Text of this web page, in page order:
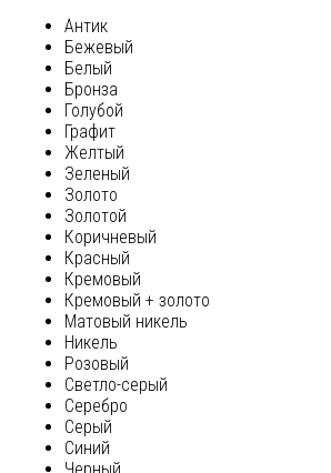
Антик
Бежевый
Белый
Бронза
Голубой
Графит
Желтый
Зеленый
Золото
Золотой
Коричневый
Красный
Кремовый
Кремовый + золото
Матовый никель
Никель
Розовый
Светло-серый
Серебро
Серый
Синий